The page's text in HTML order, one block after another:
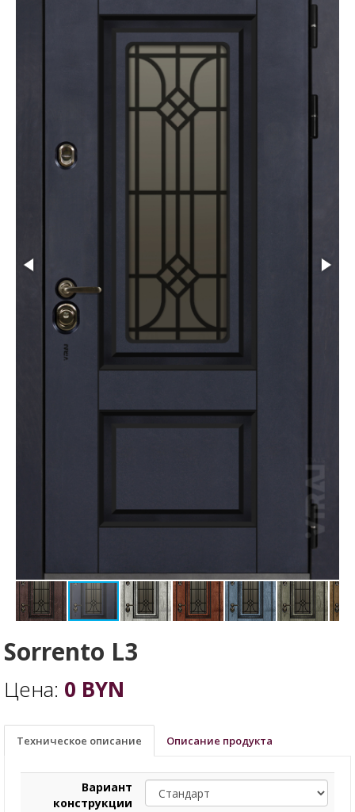
Sorrento L3
Цена: 0 BYN
Техническое описание Описание продукта
Вариант
конструкции